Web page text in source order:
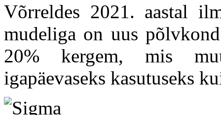
Võrreldes 2021. aastal
mudeliga on uus
20% kergem, mis
igapäevaseks kasutuseks